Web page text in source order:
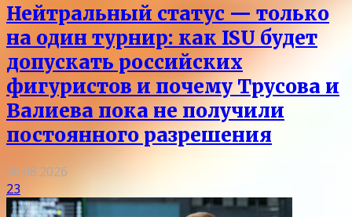
Нейтральный статус — только
на один турнир: как ISU будет
допускать российских
фигуристов и почему Трусова и
Валиева пока не получили
постоянного разрешения
06.08.2026
23